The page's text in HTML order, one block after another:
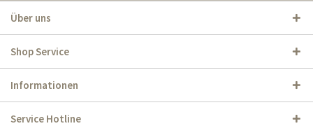
Über uns
Shop Service
Informationen
Service Hotline